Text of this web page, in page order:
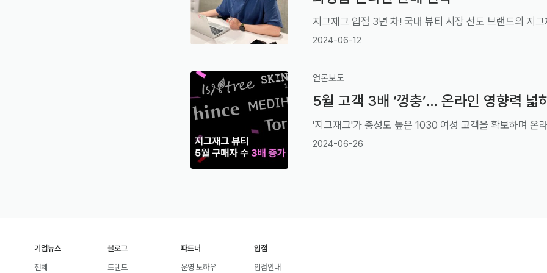
지그재그 입점 3년 차! 국내 뷰티 시장 선도 브랜드의 지
2024-06-12
언론보도
5월 고객 3배 ‘껑충’… 온라인 영향력 넓
2024-06-26
기업뉴스
전체
블로그
트렌드
파트너
운영 노하우
입점
입점안내